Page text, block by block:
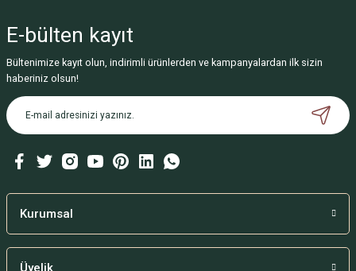
E-bülten kayıt
Bültenimize kayıt olun, indirimli ürünlerden ve kampanyalardan ilk sizin
haberiniz olsun!
Kurumsal
Üyelik